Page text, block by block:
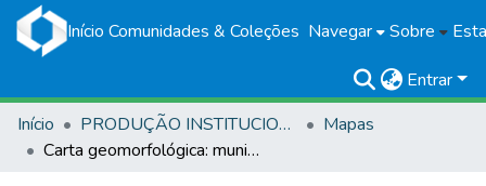
Início Comunidades & Coleções Navegar Sobre
Entrar
Início
PRODUÇÃO INSTITUCIONAL
Mapas
Carta geomorfológica: município de Mirabela - MG